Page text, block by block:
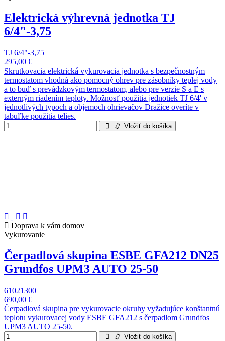
Elektrická výhrevná jednotka TJ
6/4"-3,75
TJ 6/4"-3,75
295,00 €
Skrutkovacia elektrická vykurovacia jednotka s bezpečnostným
termostatom vhodná ako pomocný ohrev pre zásobníky teplej vody
a to buď s prevádzkovým termostatom, alebo pre verzie S a E s
externým riadením teploty. Možnosť použitia jednotiek TJ 6/4' v
jednotlivých typoch a objemoch ohrievačov Dražice overíte v
tabuľke použitia telies.
Vložiť do košíka
Doprava k vám domov
Vykurovanie
Čerpadlová skupina ESBE GFA212 DN25
Grundfos UPM3 AUTO 25-50
61021300
690,00 €
Čerpadlová skupina pre vykurovacie okruhy vyžadujúce konštantnú
teplotu vykurovacej vody ESBE GFA212 s čerpadlom Grundfos
UPM3 AUTO 25-50.
Vložiť do košíka